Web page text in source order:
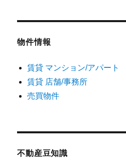
物件情報
賃貸 マンション/アパート
賃貸 店舗/事務所
売買物件
不動産豆知識